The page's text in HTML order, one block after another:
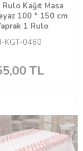
Kağıt Masa
100 * 150 cm
1 Rulo
KGT-0460
TL